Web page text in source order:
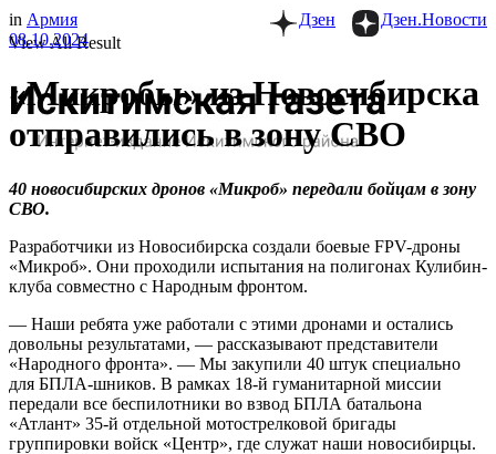
View All Result
Дзен.Новости
Дзен
in Армия
08.10.2024
«Микробы» из Новосибирска
отправились в зону СВО
40 новосибирских дронов «Микроб» передали бойцам в зону
СВО.
Разработчики из Новосибирска создали боевые FPV-дроны
«Микроб». Они проходили испытания на полигонах Кулибин-
клуба совместно с Народным фронтом.
— Наши ребята уже работали с этими дронами и остались
довольны результатами, — рассказывают представители
«Народного фронта». — Мы закупили 40 штук специально
для БПЛА-шников. В рамках 18-й гуманитарной миссии
передали все беспилотники во взвод БПЛА батальона
«Атлант» 35-й отдельной мотострелковой бригады
группировки войск «Центр», где служат наши новосибирцы.